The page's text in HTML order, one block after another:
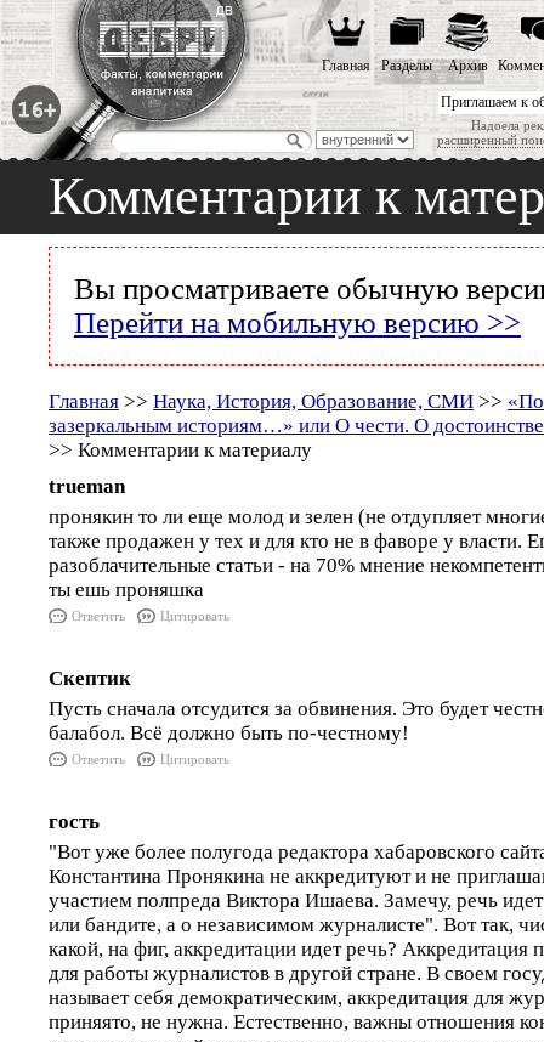
Приглашаем к
Надоела
расширенный
Главная Разделы Архив
Комментарии к
Вы просматриваете обычную
Перейти на мобильную версию >>
Главная >> Наука, История, Образование, СМИ >>
зазеркальным историям…» или О чести. О
>> Комментарии к материалу
trueman
пронякин то ли еще молод и зелен (не отдупляет
также продажен у тех и для кто не в фаворе у власти.
разоблачительные статьи - на 70% мнение
ты ешь проняшка
Ответить Цитировать
Скептик
Пусть сначала отсудится за обвинения. Это будет
балабол. Всё должно быть по-честному!
Ответить Цитировать
гость
"Вот уже более полугода редактора хабаровского
Константина Пронякина не аккредитуют и не
участием полпреда Виктора Ишаева. Замечу, речь
или бандите, а о независимом журналисте". Вот так,
какой, на фиг, аккредитации идет речь? Аккредитация
для работы журналистов в другой стране. В своем
называет себя демократическим, аккредитация для
приняято, не нужна. Естественно, важны отношения